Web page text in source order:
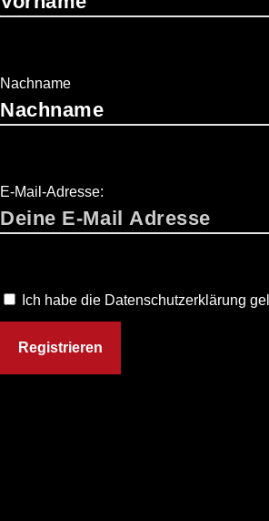
Nachname
E-Mail-Adresse:
Ich habe die Datenschutzerklärung